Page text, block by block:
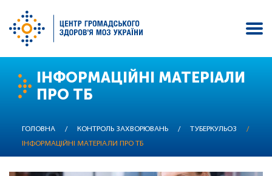
основного
ІНФОРМАЦІЙНІ МАТЕРІАЛИ
ПРО ТБ
ГОЛОВНА / КОНТРОЛЬ ЗАХВОРЮВАНЬ / ТУБЕРКУЛЬОЗ
/
ІНФОРМАЦІЙНІ МАТЕРІАЛИ ПРО ТБ